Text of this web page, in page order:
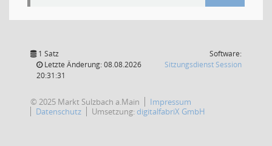
1 Satz
Letzte Änderung: 08.08.2026
20:31:31
Software:
Sitzungsdienst Session(Wird in
© 2025 Markt Sulzbach a.Main
Impressum
Datenschutz
Umsetzung: digitalfabriX GmbH